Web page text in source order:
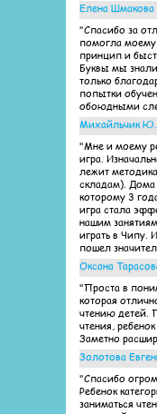
Елена Шмакова
"Спасибо за
помогла моему
принцип и
Буквы мы
только
попытки
обоюдными
Михайльчик
"Мне и моему
игра.
лежит
складам).
которому 3
игра стала
нашим
играть в Чипу.
пошел
Оксана
"Проста в
которая
чтению детей.
чтения,
Заметно
Золотова
"Спасибо
Ребенок
заниматься